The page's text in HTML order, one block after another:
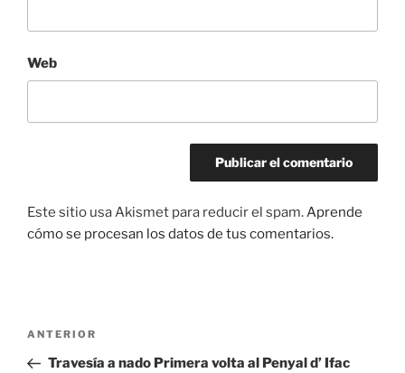
Web
Este sitio usa Akismet para reducir el spam.Aprende
cómo se procesan los datos de tus comentarios.
Navegación
Entrada
anterior:
ANTERIOR
Travesía a nado Primera volta al Penyal d’ Ifac